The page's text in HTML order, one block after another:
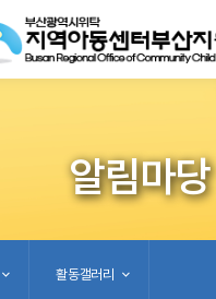
알림마당
활동갤러리